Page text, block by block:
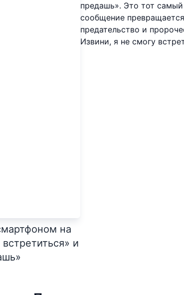
на
и
предашь». Это тот
сообщение
предательство и
Извини, я не смогу